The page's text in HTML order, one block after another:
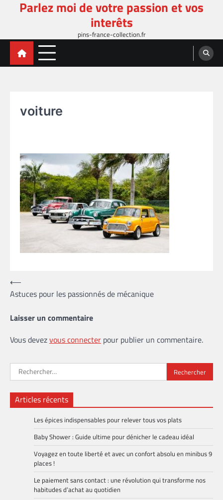
Parlez moi de votre passion et vos
interêts
pins-france-collection.fr
voiture
Navigation
de
l’article
⟵
Astuces pour les passionnés de mécanique
Laisser un commentaire
Vous devezvous connecter pour publier un commentaire.
Rechercher :
Articles récents
Les épices indispensables pour relever tous vos plats
Baby Shower : Guide ultime pour dénicher le cadeau idéal
Voyagez en toute liberté et avec un confort absolu en minibus 9
places !
Le paiement sans contact : une révolution qui transforme nos
habitudes d’achat au quotidien